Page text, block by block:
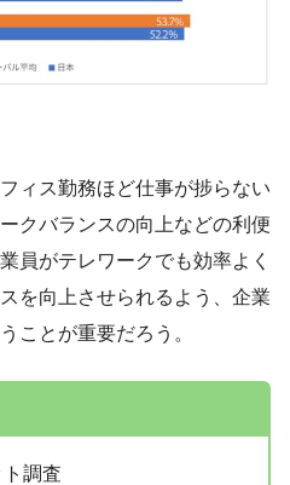
ィス勤務ほど仕事が捗らない
クバランスの向上などの利便
員がテレワークでも効率よく
を向上させられるよう、企業
ことが重要だろう。
調査